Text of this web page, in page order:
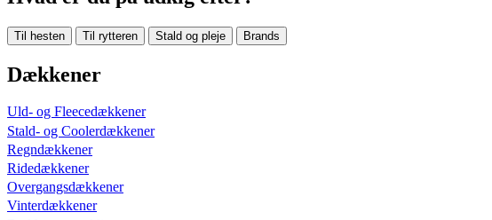
Til hesten Til rytteren Stald og pleje Brands
Dækkener
Uld- og Fleecedækkener
Stald- og Coolerdækkener
Regndækkener
Ridedækkener
Overgangsdækkener
Vinterdækkener